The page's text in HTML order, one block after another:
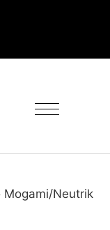
Mogami/Neutrik